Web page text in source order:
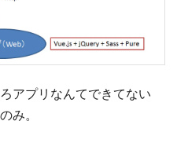
アプリなんてできてない
み。